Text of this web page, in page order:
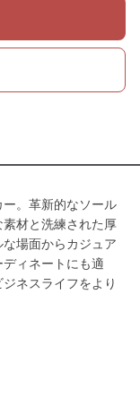
。革新的なソール
材と洗練された厚
場面からカジュア
ィネートにも適
ネスライフをより